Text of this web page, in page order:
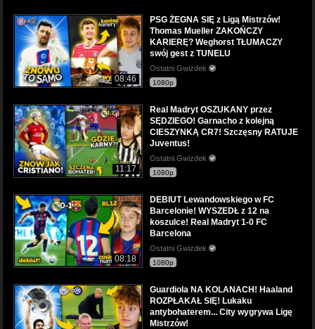
08:46
PSG ŻEGNA SIĘ z Ligą Mistrzów!
Thomas Mueller ZAKOŃCZY
KARIERĘ? Weghorst TŁUMACZY
swój gest z TUNELU
Ostatni Gwizdek
1080p
11:17
Real Madryt OSZUKANY przez
SĘDZIEGO! Garnacho z kolejną
CIESZYNKĄ CR7! Szczęsny RATUJE
Juventus!
Ostatni Gwizdek
1080p
08:18
DEBIUT Lewandowskiego w FC
Barcelonie! WYSZEDŁ z 12 na
koszulce! Real Madryt 1-0 FC
Barcelona
Ostatni Gwizdek
1080p
Guardiola NA KOLANACH! Haaland
ROZPŁAKAŁ SIĘ! Lukaku
antybohaterem... City wygrywa Ligę
Mistrzów!